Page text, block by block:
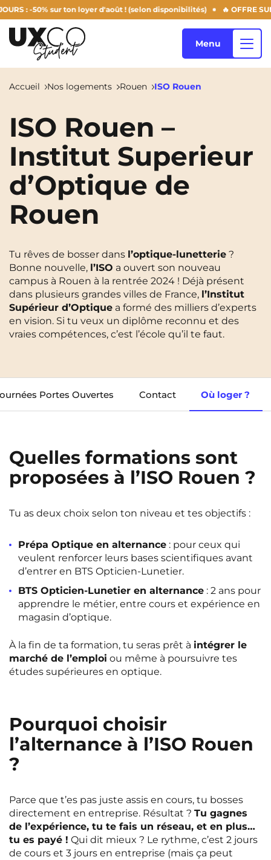
: -50% sur ton loyer d'août ! (selon disponibilités) 🔥 OFFRE
Nos logements
Voir toutes les villes
Annemasse Archamps
Aulnoy-Lez-Valenciennes Béziers
Bezons
Brest Caen
Cergy-Pontoise Clermont-Ferrand
Chambéry NEW! Dijon
Gradignan Grenoble
Lille Limoges
Nantes Nîmes
Noisy-Le-Grand Orly
Rennes Rouen
Saint-Denis Saint-Etienne
Saint-Ouen NEW!
Toulouse NEW!
Valenciennes Vichy
Villejuif Villeneuve-d'Ascq
Qui sommes-nous ?
Blog
FR
FR
EN
Instagram
TikTokFacebookYouTubeLinkedIn
Menu
Accueil Nos logements Rouen ISO Rouen
ISO Rouen –
Institut Superieur
d’Optique de
Rouen
Tu rêves de bosser dans l’optique-lunetterie ?
Bonne nouvelle, l’ISO a ouvert son nouveau
campus à Rouen à la rentrée 2024 ! Déjà présent
dans plusieurs grandes villes de France, l’Institut
Supérieur d’Optique a formé des milliers d’experts
en vision. Si tu veux un diplôme reconnu et des
vraies compétences, c’est l’école qu’il te faut.
Portes Ouvertes Contact Où loger ?
Quelles formations sont
proposées à l’ISO Rouen ?
Tu as deux choix selon ton niveau et tes objectifs :
Prépa Optique en alternance : pour ceux qui
veulent renforcer leurs bases scientifiques avant
d’entrer en BTS Opticien-Lunetier.
BTS Opticien-Lunetier en alternance : 2 ans pour
apprendre le métier, entre cours et expérience en
magasin d’optique.
À la fin de ta formation, tu seras prêt à intégrer le
marché de l’emploi ou même à poursuivre tes
études supérieures en optique.
Pourquoi choisir
l’alternance à l’ISO Rouen
?
Parce que t’es pas juste assis en cours, tu bosses
directement en entreprise. Résultat ? Tu gagnes
de l’expérience, tu te fais un réseau, et en plus…
tu es payé ! Qui dit mieux ? Le rythme, c’est 2 jours
de cours et 3 jours en entreprise (mais ça peut